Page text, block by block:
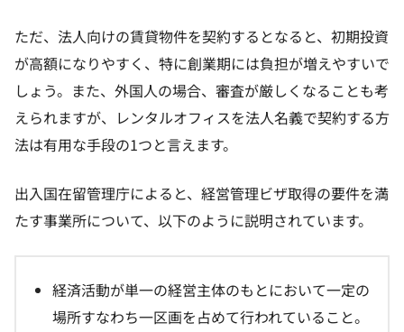
ただ、法人向けの賃貸物件を契約するとなると、初期投資
が高額になりやすく、特に創業期には負担が増えやすいで
しょう。また、外国人の場合、審査が厳しくなることも考
えられますが、レンタルオフィスを法人名義で契約する方
法は有用な手段の1つと言えます。
出入国在留管理庁によると、経営管理ビザ取得の要件を満
たす事業所について、以下のように説明されています。
経済活動が単一の経営主体のもとにおいて一定の
場所すなわち一区画を占めて行われていること。